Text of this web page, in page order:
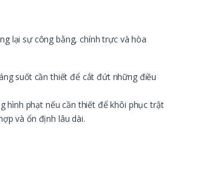
lại sự công bằng, chính trực và hòa
suốt cần thiết để cắt đứt những điều
hình phạt nếu cần thiết để khôi phục trật
và ổn định lâu dài.